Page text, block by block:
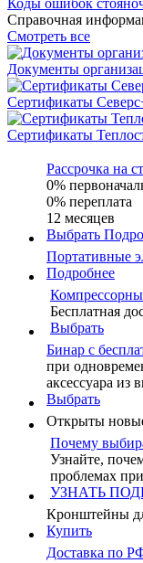
Коды ошибок
Справочная
Смотреть все
Документы
Сертификаты
Сертификаты
Рассрочка на
0%
0% переплата
12 месяцев
Выбрать
Портативные
Подробнее
Бесплатная
Выбрать
Бинар с
при
аксессуара из
Выбрать
Открыты
Почему
Узнайте,
проблемах
УЗНАТЬ
Кронштейны
Купить
Доставка по